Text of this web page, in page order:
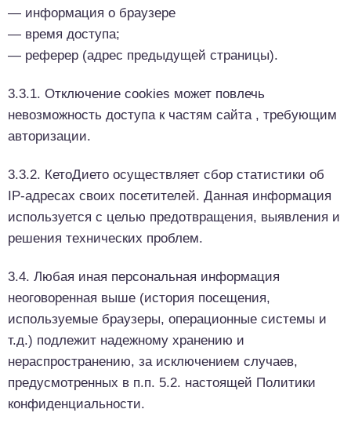
— информация о браузере
— время доступа;
— реферер (адрес предыдущей страницы).
3.3.1. Отключение cookies может повлечь
невозможность доступа к частям сайта , требующим
авторизации.
3.3.2. КетоДието осуществляет сбор статистики об
IP-адресах своих посетителей. Данная информация
используется с целью предотвращения, выявления и
решения технических проблем.
3.4. Любая иная персональная информация
неоговоренная выше (история посещения,
используемые браузеры, операционные системы и
т.д.) подлежит надежному хранению и
нераспространению, за исключением случаев,
предусмотренных в п.п. 5.2. настоящей Политики
конфиденциальности.